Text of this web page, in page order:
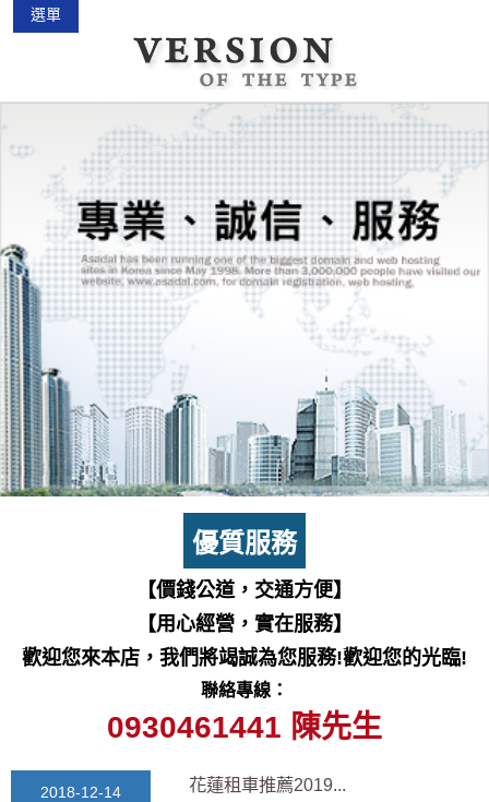
選單
優質服務
【價錢公道，交通方便】
【用心經營，實在服務】
歡迎您來本店，我們將竭誠為您服務!歡迎您的光臨!
聯絡專線：
0930461441 陳先生
2015-02-01
2018-03-16 花蓮景點2018地圖...
七星潭風景區美景介紹...
三日遊景點行程規劃景...
2018-03-12 花蓮自由行自助行程
2025-11-17 通水管後排水變快？背...
2018-12-14 花蓮租車推薦2019...